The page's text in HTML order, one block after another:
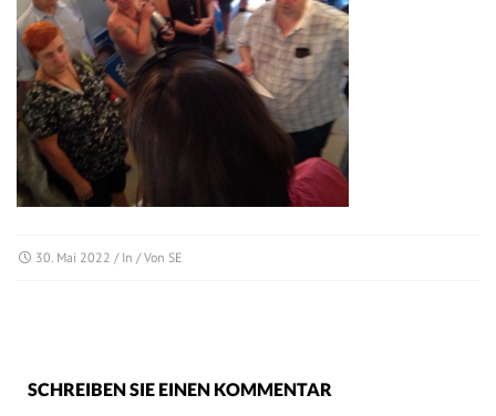
30. Mai 2022 / In / Von SE
SCHREIBEN SIE EINEN KOMMENTAR